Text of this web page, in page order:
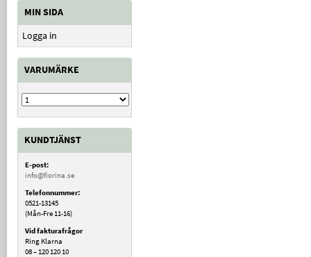
MIN SIDA
Logga in
VARUMÄRKE
KUNDTJÄNST
E-post:
info@fiorina.se
Telefonnummer:
0521-13145
(Mån-Fre 11-16)
Vid fakturafrågor
Ring Klarna
08 – 120 120 10